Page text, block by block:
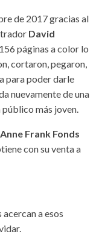
de 2017 gracias al
David
páginas a color lo
cortaron, pegaron,
para poder darle
nuevamente de una
más joven.
Anne Frank Fonds
con su venta a
a esos